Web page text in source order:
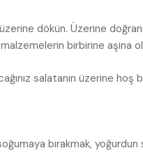
üzerine dökün. Üzerine
birbirine aşina
salatanın üzerine
bırakmak, yoğurdun